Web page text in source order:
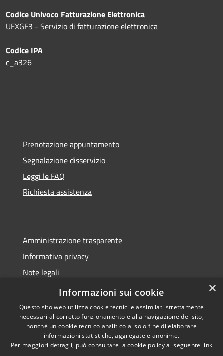
Codice Univoco Fatturazione Elettronica
UFXGF3 - Servizio di fatturazione elettronica
Codice IPA
c_a326
Prenotazione appuntamento
Segnalazione disservizio
Leggi le FAQ
Richiesta assistenza
Amministrazione trasparente
Informativa privacy
Note legali
Dichiarazione di accessibilità
Accessibilité
Copyright © 2026 • Ville de •
Powered byMunicipium
×
Informazioni sui cookie
Questo sito web utilizza cookie tecnici e assimilati strettamente
necessari al corretto funzionamento e alla navigazione del sito,
nonché un cookie tecnico analitico al solo fine di elaborare
informazioni statistiche, aggregate e anonime.
Per maggiori dettagli, può consultare la cookie policy al seguente link